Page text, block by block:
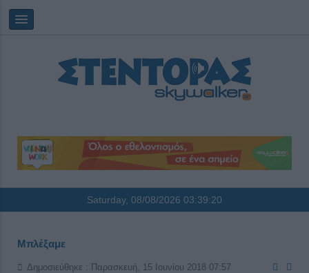
Saturday, 08/08/2026 03:39:21
Μπλέξαμε
Δημοσιεύθηκε : Παρασκευή, 15 Ιουνίου 2018 07:57